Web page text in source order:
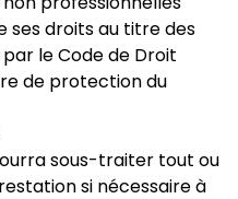
ses droits au titre des
le Code de Droit
de protection du
sous-traiter tout ou
si nécessaire à